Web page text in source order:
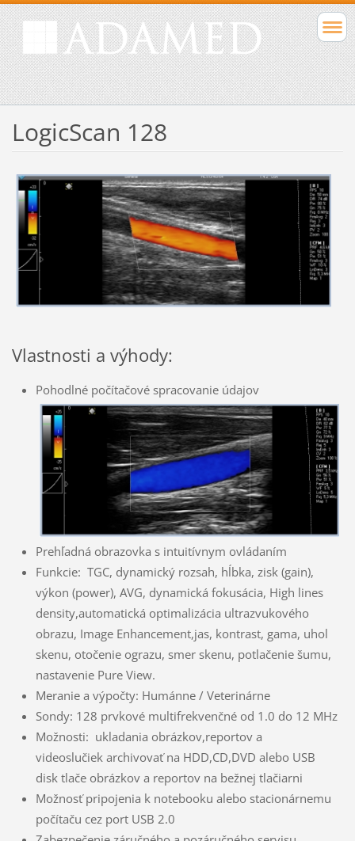
LogicScan 128
Vlastnosti a výhody:
Pohodlné počítačové spracovanie údajov
Prehľadná obrazovka s intuitívnym ovládaním
Funkcie: TGC, dynamický rozsah, hĺbka, zisk (gain),
výkon (power), AVG, dynamická fokusácia, High lines
density,automatická optimalizácia ultrazvukového
obrazu, Image Enhancement,jas, kontrast, gama, uhol
skenu, otočenie ograzu, smerskenu, potlačenie šumu,
nastavenie Pure View.
Meranie a výpočty: Humánne / Veterinárne
Sondy: 128 prvkové multifrekvenčné od 1.0 do 12 MHz
Možnosti: ukladania obrázkov,reportov a
videoslučiek archivovať na HDD,CD,DVD alebo USB
disk tlače obrázkov a reportov na bežnej tlačiarni
Možnosť pripojenia k notebooku alebo stacionárnemu
počítaču cez port USB 2.0